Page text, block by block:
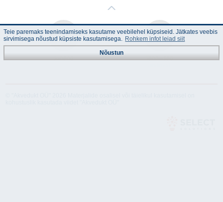
Juhend
Tehnilised
Teie paremaks teenindamiseks kasutame veebilehel küpsiseid. Jätkates veebis
sirvimisega nõustud küpsiste kasutamisega. Rohkem infot leiad siit
Nõustun